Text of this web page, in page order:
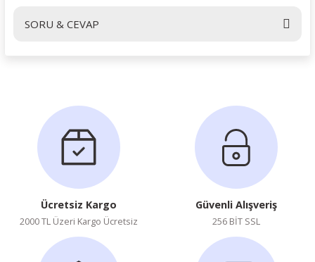
SORU & CEVAP
Ücretsiz Kargo
2000 TL Üzeri Kargo Ücretsiz
Güvenli Alışveriş
256 BİT SSL